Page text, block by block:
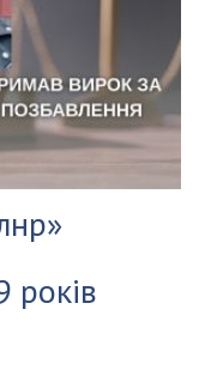
років